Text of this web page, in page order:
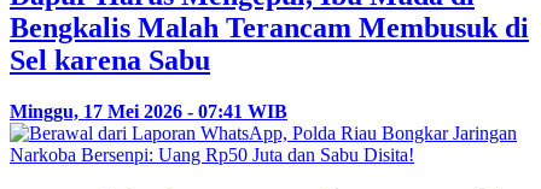
Bengkalis Malah Terancam Membusuk di
Sel karena Sabu
Minggu, 17 Mei 2026 - 07:41 WIB